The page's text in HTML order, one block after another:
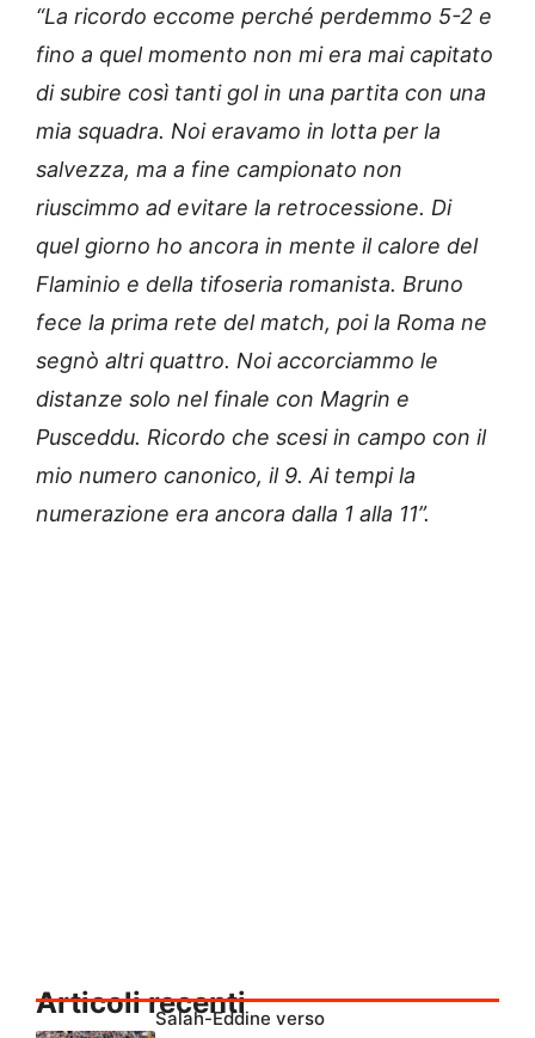
“La ricordo eccome perché perdemmo 5-2 e
fino a quel momento non mi era mai capitato
di subire così tanti gol in una partita con una
mia squadra. Noi eravamo in lotta per la
salvezza, ma a fine campionato non
riuscimmo ad evitare la retrocessione. Di
quel giorno ho ancora in mente il calore del
Flaminio e della tifoseria romanista. Bruno
fece la prima rete del match, poi la Roma ne
segnò altri quattro. Noi accorciammo le
distanze solo nel finale con Magrin e
Pusceddu. Ricordo che scesi in campo con il
mio numero canonico, il 9. Ai tempi la
numerazione era ancora dalla 1 alla 11”.
Articoli recenti
Salah-Eddine verso